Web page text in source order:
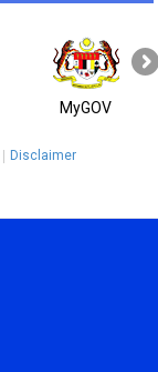
MyGOV
Disclaimer